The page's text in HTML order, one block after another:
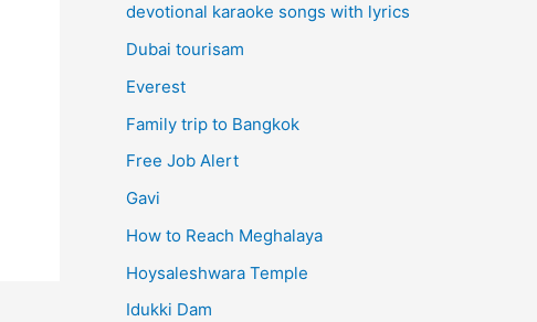
devotional karaoke songs with lyrics
Dubai tourisam
Everest
Family trip to Bangkok
Free Job Alert
Gavi
How to Reach Meghalaya
Hoysaleshwara Temple
Idukki Dam